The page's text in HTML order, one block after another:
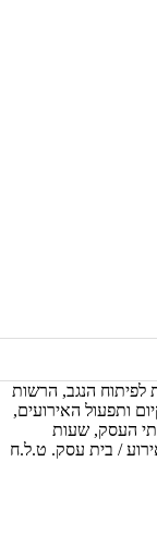
לפיתוח הנגב, הרשות
ותפעול האירועים,
העסק, שעות
/ בית עסק. ט.ל.ח